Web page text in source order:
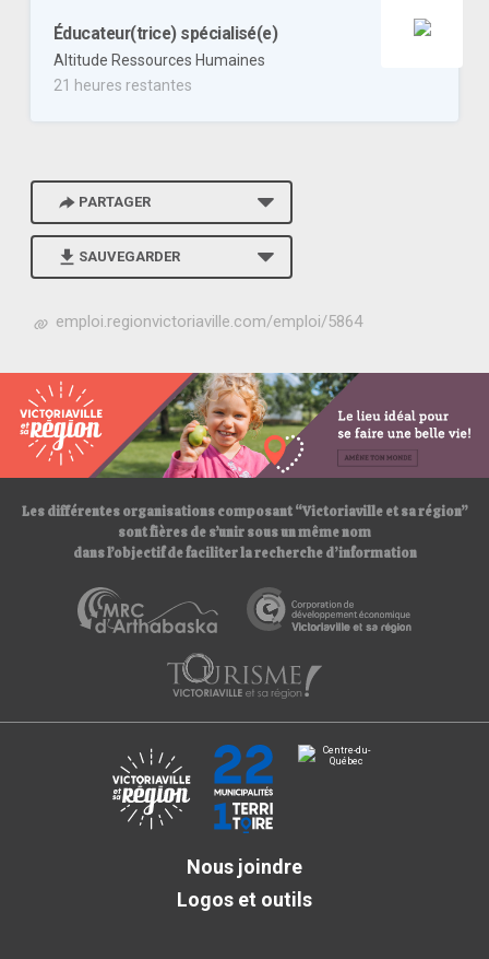
Éducateur(trice) spécialisé(e)
Altitude Ressources Humaines
21 heures restantes
PARTAGER
SAUVEGARDER
h
p
s
:
/
/
emploi.regionvictoriaville.com/emploi/5864
Les différentes organisations composant “Victoriaville et sa région”
sont fières de s’unir sous un même nom
dans l’objectif de faciliter la recherche d’information
Nous joindre
Logos et outils